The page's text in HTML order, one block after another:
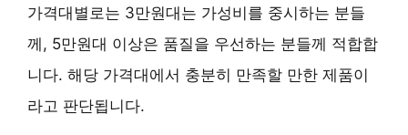
가격대별로는 3만원대는 가성비를 중시하는 분들
께, 5만원대 이상은 품질을 우선하는 분들께 적합합
니다. 해당 가격대에서 충분히 만족할 만한 제품이
라고 판단됩니다.